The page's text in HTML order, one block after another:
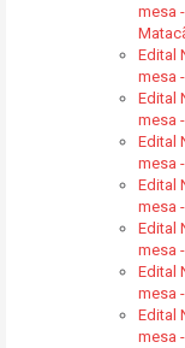
mesa
Edital
mesa
Edital
mesa
Edital
mesa
Edital
mesa
Edital
mesa
Edital
mesa
Edital
mesa